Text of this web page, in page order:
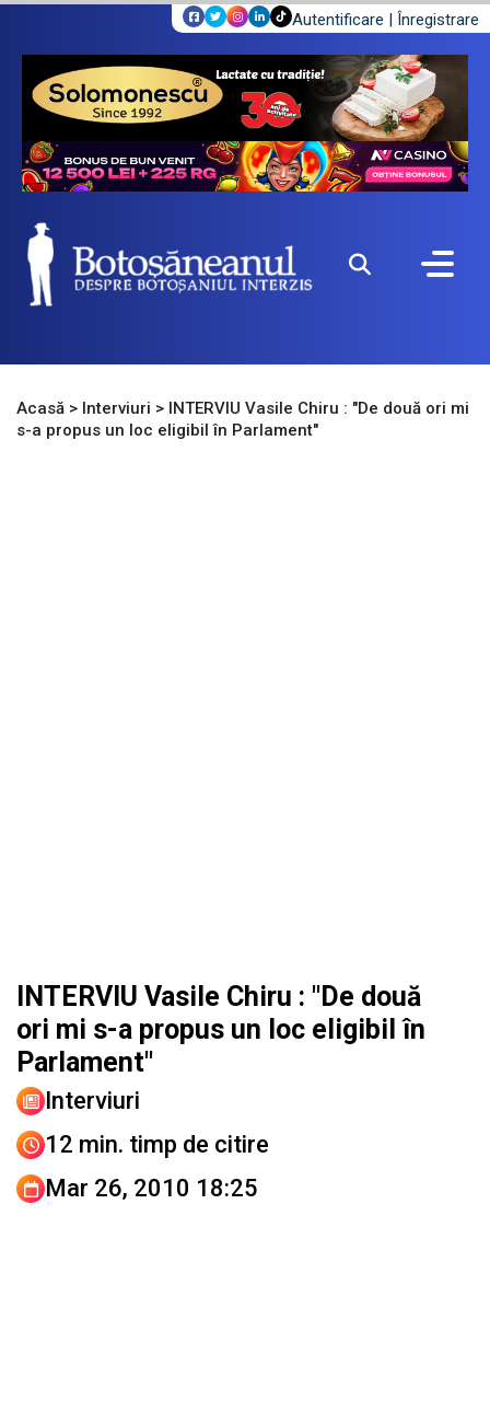
Autentificare | Înregistrare
Acasă > Interviuri > INTERVIU Vasile Chiru : "De două ori mi
s-a propus un loc eligibil în Parlament"
INTERVIU Vasile Chiru : "De două
ori mi s-a propus un loc eligibil în
Parlament"
Interviuri
12 min. timp de citire
Mar 26, 2010 18:25